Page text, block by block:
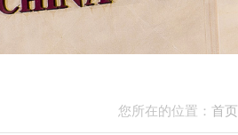
您所在的位置： 首页